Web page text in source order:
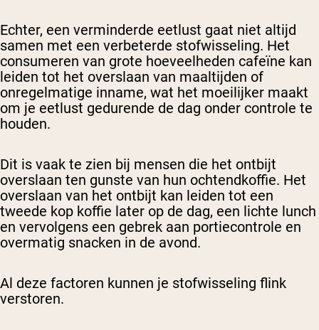
Echter, een verminderde eetlust gaat niet altijd
samen met een verbeterde stofwisseling. Het
consumeren van grote hoeveelheden cafeïne kan
leiden tot het overslaan van maaltijden of
onregelmatige inname, wat het moeilijker maakt
om je eetlust gedurende de dag onder controle te
houden.
Dit is vaak te zien bij mensen die het ontbijt
overslaan ten gunste van hun ochtendkoffie. Het
overslaan van het ontbijt kan leiden tot een
tweede kop koffie later op de dag, een lichte lunch
en vervolgens een gebrek aan portiecontrole en
overmatig snacken in de avond.
Al deze factoren kunnen je stofwisseling flink
verstoren.